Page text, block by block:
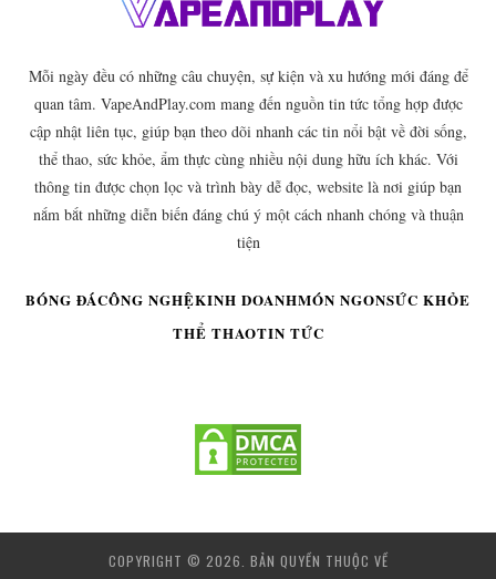
Mỗi ngày đều có những câu chuyện, sự kiện và xu hướng mới đáng để
quan tâm. VapeAndPlay.com mang đến nguồn tin tức tổng hợp được
cập nhật liên tục, giúp bạn theo dõi nhanh các tin nổi bật về đời sống,
thể thao, sức khỏe, ẩm thực cùng nhiều nội dung hữu ích khác. Với
thông tin được chọn lọc và trình bày dễ đọc, website là nơi giúp bạn
nắm bắt những diễn biến đáng chú ý một cách nhanh chóng và thuận
tiện
BÓNG ĐÁCÔNG NGHỆKINH DOANHMÓN NGONSỨC KHỎE
THỂ THAOTIN TỨC
COPYRIGHT © 2026. BẢN QUYỀN THUỘC VỀ